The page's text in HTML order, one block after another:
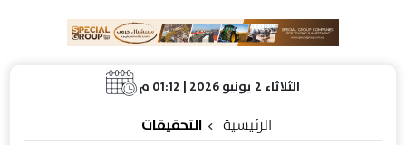
الثلاثاء 2 يونيو 2026 | 01:12 م
الرئيسية التحقيقات